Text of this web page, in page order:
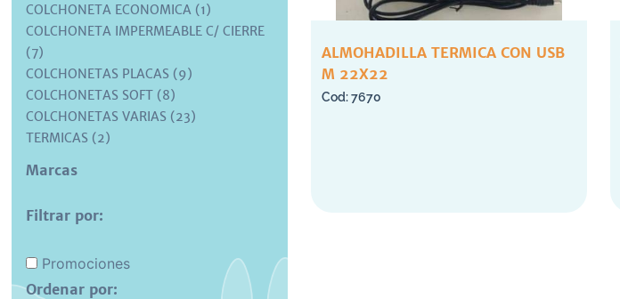
COLCHONETA ECONOMICA (1)
COLCHONETA IMPERMEABLE C/ CIERRE
(7)
COLCHONETAS PLACAS (9)
COLCHONETAS SOFT (8)
COLCHONETAS VARIAS (23)
TERMICAS (2)
Marcas
Filtrar por:
Promociones
Ordenar por:
ALMOHADILLA TERMICA CON USB
M 22X22
7670